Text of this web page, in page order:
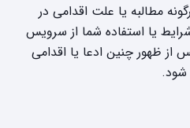
مطالبه یا علت اقدامی در
یا استفاده شما از سرویس
یک (۱) سال پس از ظهور چنین ادعا یا اقدامی
شود.